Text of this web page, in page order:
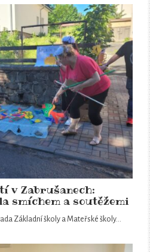
v Zabrušanech:
smíchem a soutěžemi
Základní školy a Mateřské školy…